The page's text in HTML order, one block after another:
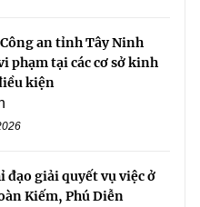
an tỉnh Tây Ninh
phạm tại các cơ sở kinh
kiện
đạo giải quyết vụ việc ở
Kiếm, Phú Diễn